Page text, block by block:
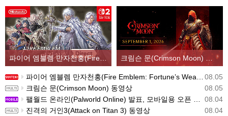
크림슨 문(Crimson Moon) 동영상
08.05
파이어 엠블렘 만자천홍(Fire Emblem: Fortune’s Weave) 스크린샷과 동영상(한국어 자막)
08.05
크림슨 문(Crimson Moon) 동영상
08.04
팰월드 온라인(Palworld Online) 발표, 모바일용 오픈 월드 멀티플레이 생존 크래프트
08.04
진격의 거인3(Attack on Titan 3) 동영상